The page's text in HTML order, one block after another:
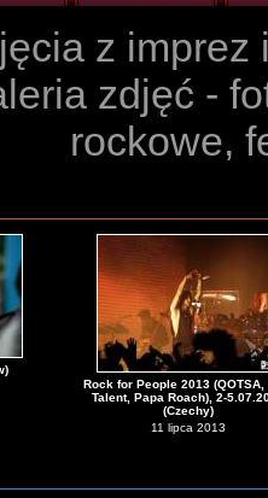
z imprez
zdjęć -
rockowe,
Rock for People 2013
Talent, Papa Roach), 2-
(Czechy)
11 lipca 2013